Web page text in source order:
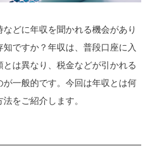
どに年収を聞かれる機会があり
ですか？年収は、普段口座に入
は異なり、税金などが引かれる
一般的です。今回は年収とは何
をご紹介します。